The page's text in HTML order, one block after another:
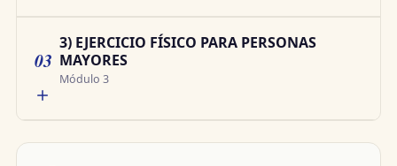
03
3) EJERCICIO FÍSICO PARA PERSONAS
MAYORES
Módulo 3